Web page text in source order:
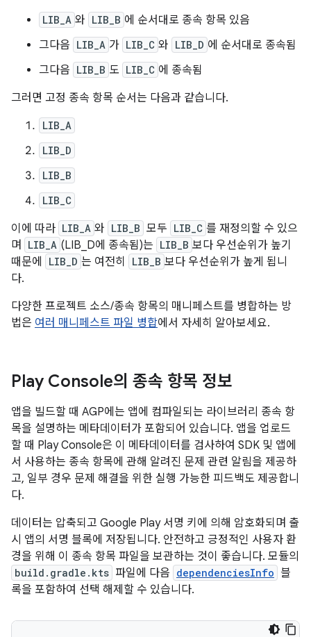
LIB_A 와 LIB_B 에 순서대로 종속 항목 있음
그다음 LIB_A 가 LIB_C 와 LIB_D 에 순서대로 종속됨
그다음 LIB_B 도 LIB_C 에 종속됨
그러면 고정 종속 항목 순서는 다음과 같습니다.
LIB_A
LIB_D
LIB_B
LIB_C
이에 따라 LIB_A 와 LIB_B 모두 LIB_C 를 재정의할 수 있으
며
LIB_A (LIB_D에 종속됨)는 LIB_B 보다 우선순위가 높기
때문에
LIB_D 는 여전히 LIB_B 보다 우선순위가 높게 됩니
다.
다양한 프로젝트 소스/종속 항목의 매니페스트를 병합하는 방
법은 여러 매니페스트 파일 병합에서 자세히 알아보세요.
Play Console의 종속 항목 정보
앱을 빌드할 때 AGP에는 앱에 컴파일되는 라이브러리 종속 항
목을 설명하는 메타데이터가 포함되어 있습니다. 앱을 업로드
할 때 Play Console은 이 메타데이터를 검사하여 SDK 및 앱에
서 사용하는 종속 항목에 관해 알려진 문제 관련 알림을 제공하
고, 일부 경우 문제 해결을 위한 실행 가능한 피드백도 제공합니
다.
데이터는 압축되고 Google Play 서명 키에 의해 암호화되며 출
시 앱의 서명 블록에 저장됩니다. 안전하고 긍정적인 사용자 환
경을 위해 이 종속 항목 파일을 보관하는 것이 좋습니다. 모듈의
build.gradle.kts 파일에 다음 dependenciesInfo 블
록을 포함하여 선택 해제할 수 있습니다.